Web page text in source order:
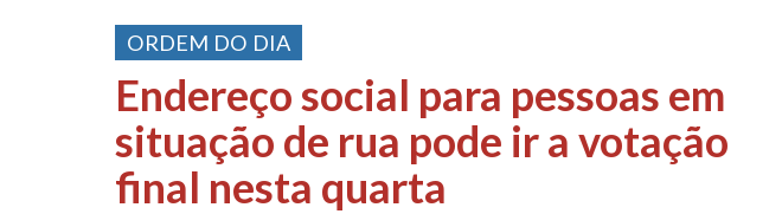
ORDEM DO DIA
Endereço social para pessoas em
situação de rua pode ir a votação
final nesta quarta